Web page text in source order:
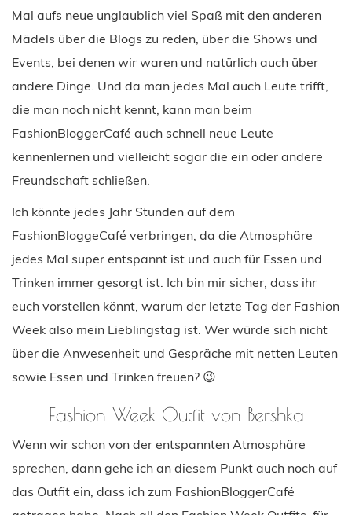
Mal aufs neue unglaublich viel Spaß mit den anderen
Mädels über die Blogs zu reden, über die Shows und
Events, bei denen wir waren und natürlich auch über
andere Dinge. Und da man jedes Mal auch Leute trifft,
die man noch nicht kennt, kann man beim
FashionBloggerCafé auch schnell neue Leute
kennenlernen und vielleicht sogar die ein oder andere
Freundschaft schließen.
Ich könnte jedes Jahr Stunden auf dem
FashionBloggeCafé verbringen, da die Atmosphäre
jedes Mal super entspannt ist und auch für Essen und
Trinken immer gesorgt ist. Ich bin mir sicher, dass ihr
euch vorstellen könnt, warum der letzte Tag der Fashion
Week also mein Lieblingstag ist. Wer würde sich nicht
über die Anwesenheit und Gespräche mit netten Leuten
sowie Essen und Trinken freuen? 😉
Fashion Week Outfit von Bershka
Wenn wir schon von der entspannten Atmosphäre
sprechen, dann gehe ich an diesem Punkt auch noch auf
das Outfit ein, dass ich zum FashionBloggerCafé